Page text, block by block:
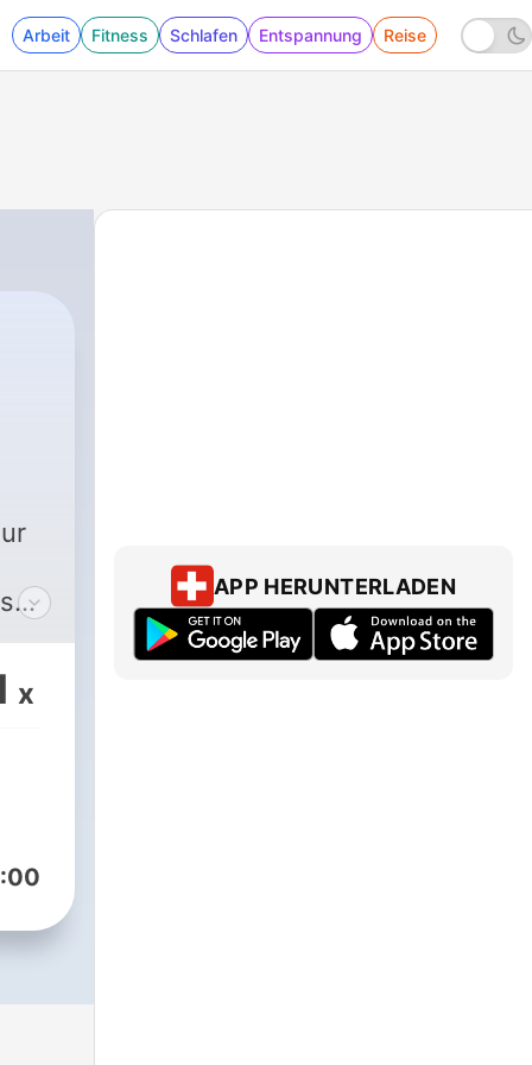
Arbeit Fitness Schlafen Entspannung Reise
x
APP HERUNTERLADEN